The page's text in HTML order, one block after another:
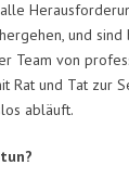
und
Team von
Rat und Tat zur
abläuft.